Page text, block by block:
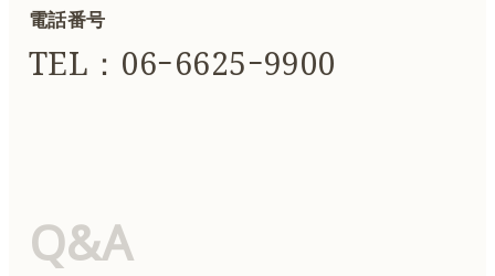
電話番号
TEL：06ｰ6625ｰ9900
Q&A